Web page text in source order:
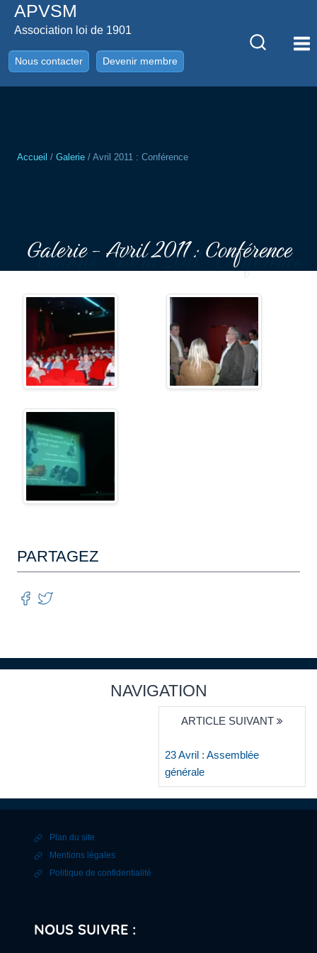
AllerAPVSM
Association loi de 1901
Nous contacter Devenir membre
Accueil / Galerie / Avril 2011 : Conférence
Galerie - Avril 2011 : Conférence
PARTAGEZ
NAVIGATION
ARTICLE SUIVANT
23 Avril : Assemblée
générale
Plan du site
Mentions légales
Politique de confidentialité
NOUS SUIVRE :